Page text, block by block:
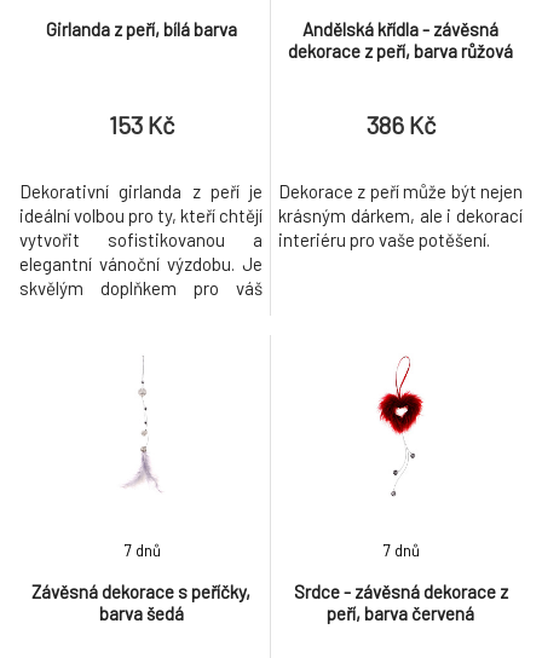
Girlanda z peří, bílá barva
153 Kč
Dekorativní girlanda z peří je
ideální volbou pro ty, kteří chtějí
vytvořit sofistikovanou a
elegantní vánoční výzdobu. Je
skvělým doplňkem pro váš
vchodu. Díky své neutrální bílé
barvě je tato girlanda snadno
kombinovatelná s vánočními
koulemi, stuhami, světelnými
řetězy nebo jinými ozd
Andělská křídla - závěsná
dekorace z peří, barva růžová
386 Kč
Dekorace z peří může být nejen
krásným dárkem, ale i dekorací
interiéru pro vaše potěšení.
Závěsná dekorace s peříčky,
barva šedá
7 dnů
Srdce - závěsná dekorace z
peří, barva červená
7 dnů